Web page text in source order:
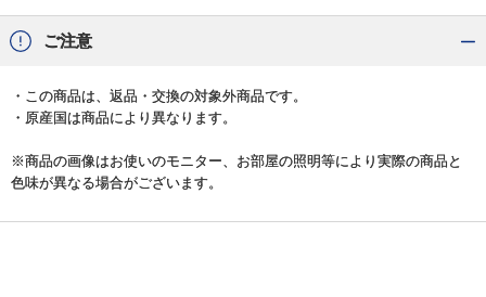
ご注意
・この商品は、返品・交換の対象外商品です。
・原産国は商品により異なります。
※商品の画像はお使いのモニター、お部屋の照明等により実際の商品と
色味が異なる場合がございます。